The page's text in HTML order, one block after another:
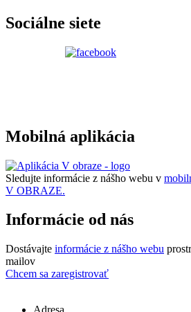
Sociálne siete
Mobilná aplikácia
Sledujte informácie z nášho webu v
V OBRAZE.
Informácie od nás
Dostávajte informácie z nášho webu
mailov
Chcem sa zaregistrovať